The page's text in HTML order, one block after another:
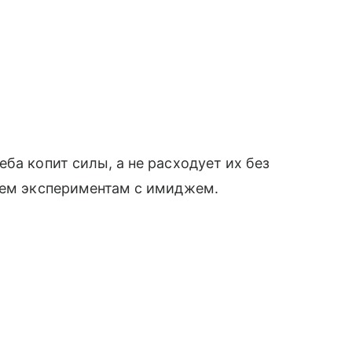
копит силы, а не расходует их без
экспериментам с имиджем.